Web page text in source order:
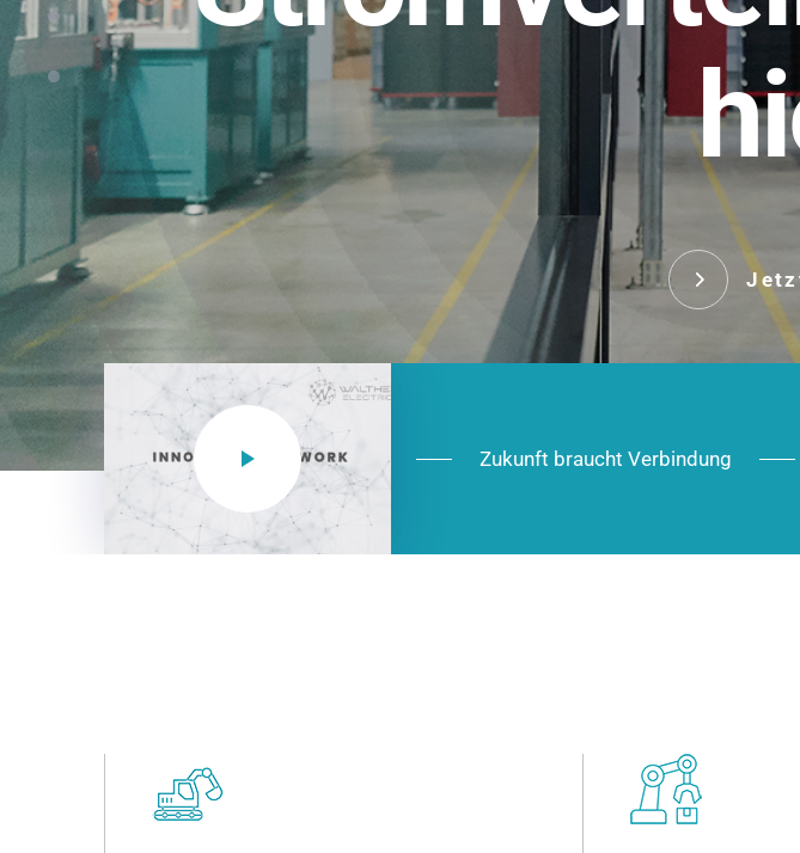
NEO CEE: Energieverteilung mit System. Robust im Alltag,
effizient in der Installation, zukunftsfähig im Ausbau.
Zukunft braucht Verbindung